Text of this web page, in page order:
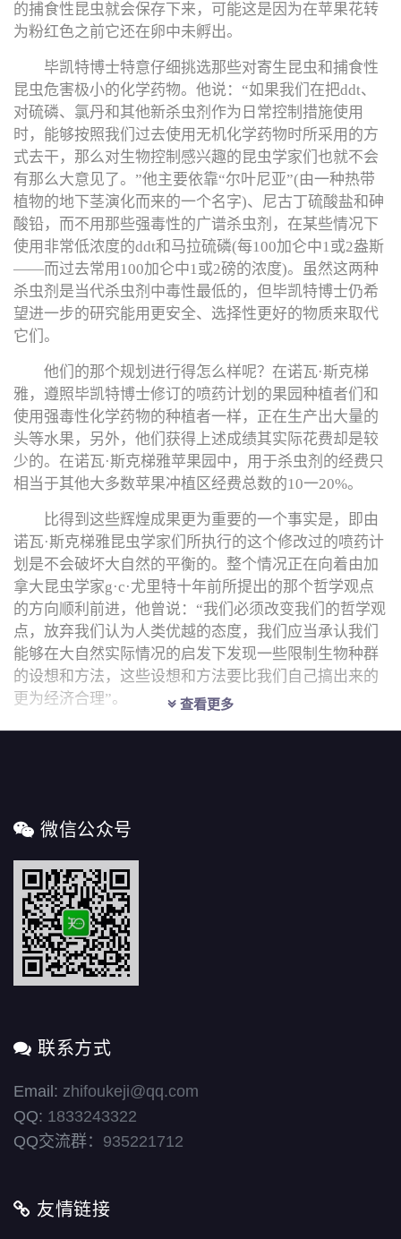
的捕食性昆虫就会保存下来，可能这是因为在苹果花转
为粉红色之前它还在卵中未孵出。
毕凯特博士特意仔细挑选那些对寄生昆虫和捕食性
昆虫危害极小的化学药物。他说：“如果我们在把ddt、
对硫磷、氯丹和其他新杀虫剂作为日常控制措施使用
时，能够按照我们过去使用无机化学药物时所采用的方
式去干，那么对生物控制感兴趣的昆虫学家们也就不会
有那么大意见了。”他主要依靠“尔叶尼亚”(由一种热带
植物的地下茎演化而来的一个名字)、尼古丁硫酸盐和砷
酸铅，而不用那些强毒性的广谱杀虫剂，在某些情况下
使用非常低浓度的ddt和马拉硫磷(每100加仑中1或2盎斯
——而过去常用100加仑中1或2磅的浓度)。虽然这两种
杀虫剂是当代杀虫剂中毒性最低的，但毕凯特博士仍希
望进一步的研究能用更安全、选择性更好的物质来取代
它们。
他们的那个规划进行得怎么样呢？在诺瓦·斯克梯
雅，遵照毕凯特博士修订的喷药计划的果园种植者们和
使用强毒性化学药物的种植者一样，正在生产出大量的
头等水果，另外，他们获得上述成绩其实际花费却是较
少的。在诺瓦·斯克梯雅苹果园中，用于杀虫剂的经费只
相当于其他大多数苹果冲植区经费总数的10一20%。
比得到这些辉煌成果更为重要的一个事实是，即由
诺瓦·斯克梯雅昆虫学家们所执行的这个修改过的喷药计
划是不会破坏大自然的平衡的。整个情况正在向着由加
拿大昆虫学家g·c·尤里特十年前所提出的那个哲学观点
的方向顺利前进，他曾说：“我们必须改变我们的哲学观
点，放弃我们认为人类优越的态度，我们应当承认我们
能够在大自然实际情况的启发下发现一些限制生物种群
的设想和方法，这些设想和方法要比我们自己搞出来的
更为经济合理”。
查看更多
微信公众号
联系方式
Email: zhifoukeji@qq.com
QQ: 1833243322
QQ交流群： 935221712
友情链接